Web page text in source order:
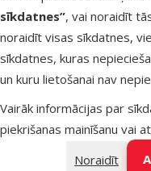
sīkdatnes”, vai noraidīt
noraidīt visas sīkdatnes,
sīkdatnes, kuras
un kuru lietošanai nav
Vairāk informācijas par
piekrišanas mainīšanu vai
Noraidīt
Vairāk nekā 40
Mūsu speciālisti